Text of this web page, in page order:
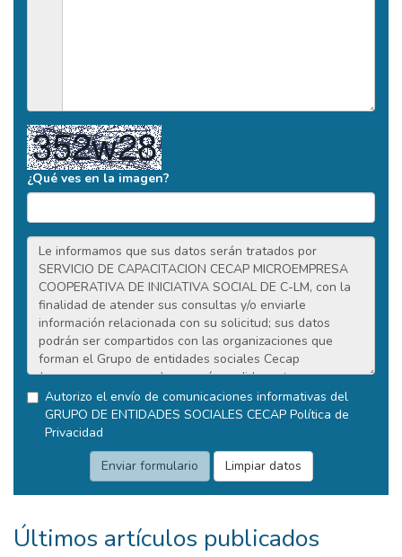
¿Qué ves en la imagen?
Autorizo el envío de comunicaciones informativas del
GRUPO DE ENTIDADES SOCIALES CECAP Política de
Privacidad
Últimos artículos publicados